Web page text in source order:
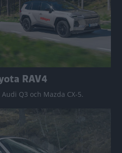
RAV4
Q3 och Mazda CX-5.